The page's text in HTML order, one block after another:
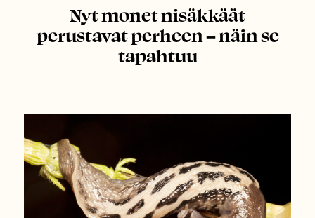
Nyt monet nisäkkäät
perustavat perheen – näin se
tapahtuu